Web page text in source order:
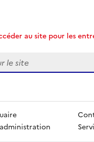
au site pour les